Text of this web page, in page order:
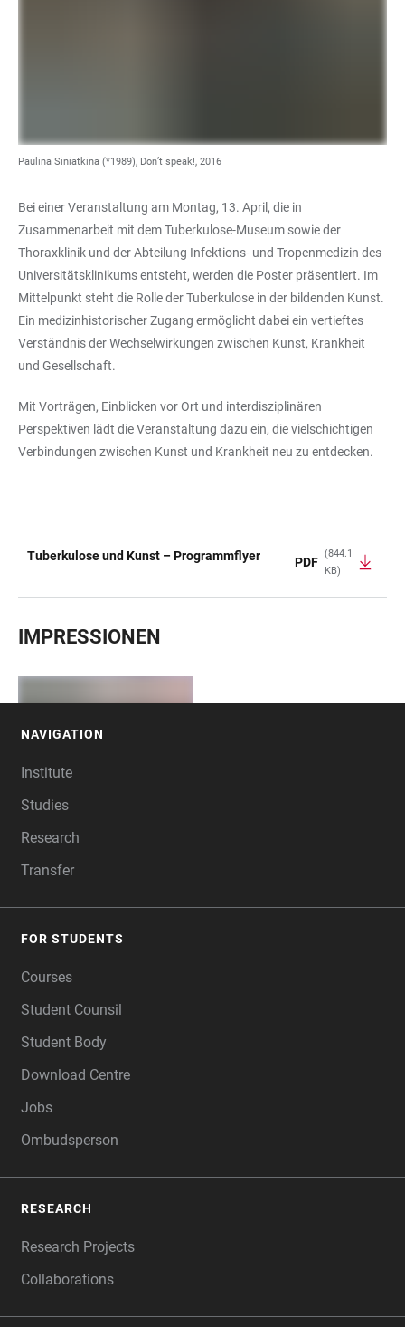
Paulina Siniatkina (*1989), Don’t speak!, 2016
Bei einer Veranstaltung am Montag, 13. April, die in
Zusammenarbeit mit dem Tuberkulose-Museum sowie der
Thoraxklinik und der Abteilung Infektions- und Tropenmedizin des
Universitätsklinikums entsteht, werden die Poster präsentiert. Im
Mittelpunkt steht die Rolle der Tuberkulose in der bildenden Kunst.
Ein medizinhistorischer Zugang ermöglicht dabei ein vertieftes
Verständnis der Wechselwirkungen zwischen Kunst, Krankheit
und Gesellschaft.
Mit Vorträgen, Einblicken vor Ort und interdisziplinären
Perspektiven lädt die Veranstaltung dazu ein, die vielschichtigen
Verbindungen zwischen Kunst und Krankheit neu zu entdecken.
Tuberkulose und Kunst – Programmflyer PDF
(844.1
KB)
IMPRESSIONEN
NAVIGATION
Institute
Studies
Research
Transfer
FOR STUDENTS
Courses
Student Counsil
Student Body
Download Centre
Jobs
Ombudsperson
RESEARCH
Research Projects
Collaborations